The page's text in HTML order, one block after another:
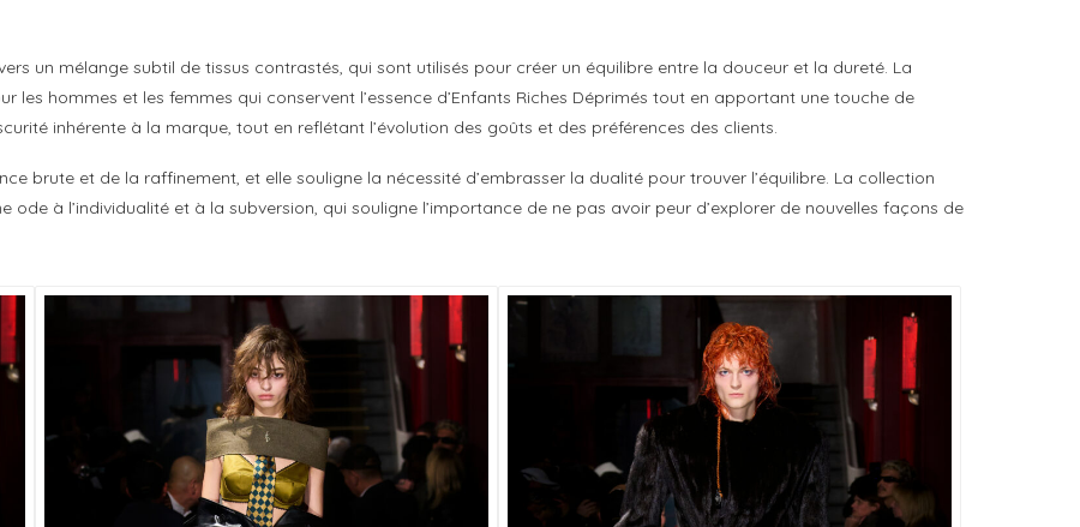
un mélange subtil de tissus contrastés, qui sont utilisés pour créer un équilibre entre la douceur et la dureté. La
les hommes et les femmes qui conservent l’essence d’Enfants Riches Déprimés tout en apportant une touche de
inhérente à la marque, tout en reflétant l’évolution des goûts et des préférences des clients.
brute et de la raffinement, et elle souligne la nécessité d’embrasser la dualité pour trouver l’équilibre. La collection
ode à l’individualité et à la subversion, qui souligne l’importance de ne pas avoir peur d’explorer de nouvelles façons de